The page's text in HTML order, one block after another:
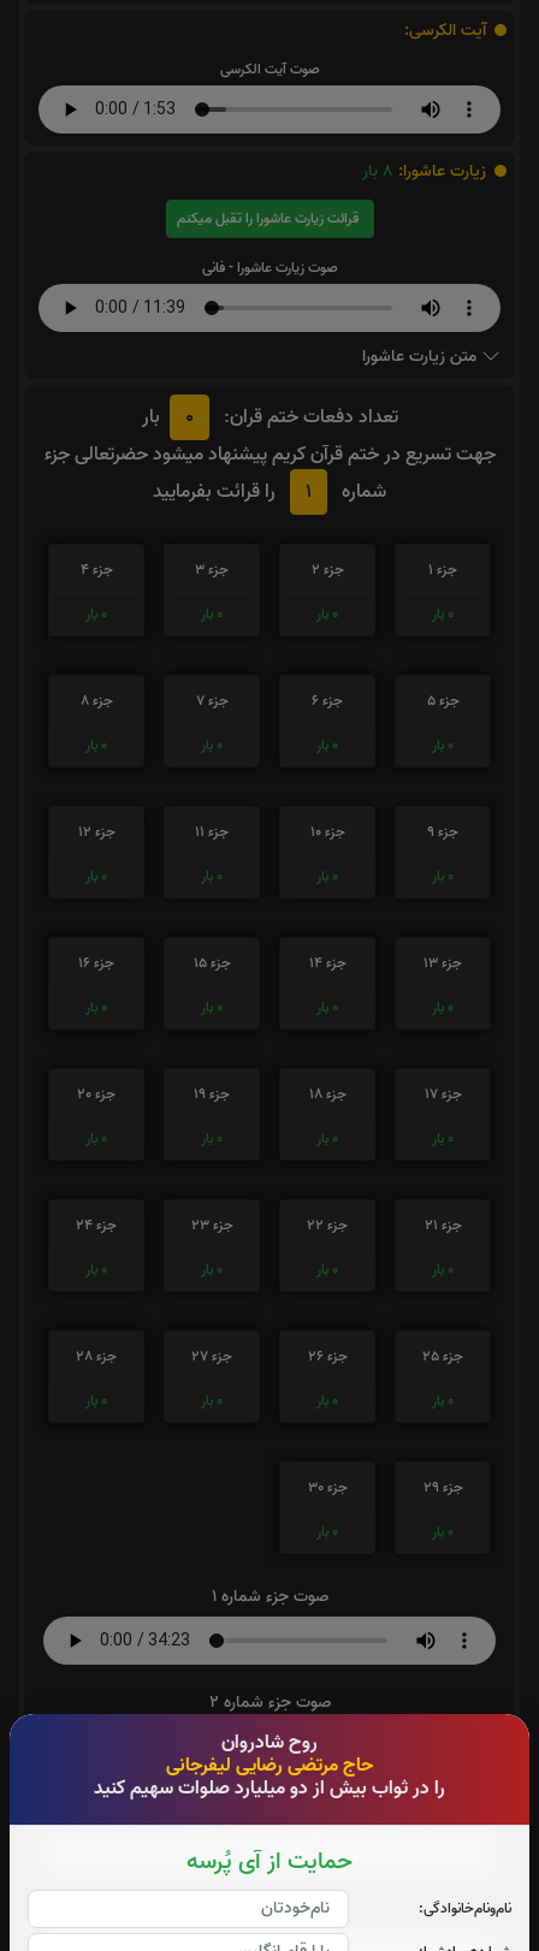
روح شادروان
حاج مرتضی رضایی لیفرجانی
را در ثواب بیش از دو میلیارد صلوات سهیم کنید
حمایت از آی پُرسه
نام‌و‌نام‌خانوادگی:
آیت الکرسی:
صوت آیت الکرسی
زیارت عاشورا: 8 بار
قرائت زیارت عاشورا را تقبل میکنم
صوت زیارت عاشورا - فانی
متن زیارت عاشورا
تعداد دفعات ختم قران: 0
بار
جهت تسریع در ختم قرآن کریم پیشنهاد میشود حضرتعالی جزء
شماره
1 را قرائت بفرمایید
جزء 1
0 بار
جزء 2
0 بار
جزء 3
0 بار
جزء 4
0 بار
جزء 5
0 بار
جزء 6
0 بار
جزء 7
0 بار
جزء 8
0 بار
جزء 9
0 بار
جزء 10
0 بار
جزء 11
0 بار
جزء 12
0 بار
جزء 13
0 بار
جزء 14
0 بار
جزء 15
0 بار
جزء 16
0 بار
جزء 17
0 بار
جزء 18
0 بار
جزء 19
0 بار
جزء 20
0 بار
جزء 21
0 بار
جزء 22
0 بار
جزء 23
0 بار
جزء 24
0 بار
جزء 25
0 بار
جزء 26
0 بار
جزء 27
0 بار
جزء 28
0 بار
جزء 29
0 بار
جزء 30
0 بار
صوت جزء شماره 1
صوت جزء شماره 2
صوت جزء شماره 3
صوت جزء شماره 4